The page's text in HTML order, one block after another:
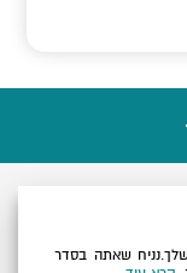
שאתה בסדר